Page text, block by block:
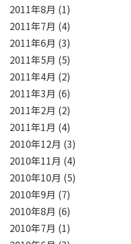
2011年8月 (1)
2011年7月 (4)
2011年6月 (3)
2011年5月 (5)
2011年4月 (2)
2011年3月 (6)
2011年2月 (2)
2011年1月 (4)
2010年12月 (3)
2010年11月 (4)
2010年10月 (5)
2010年9月 (7)
2010年8月 (6)
2010年7月 (1)